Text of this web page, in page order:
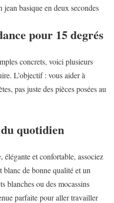
basique en deux secondes
pour 15 degrés
concrets, voici plusieurs
L’objectif : vous aider à
pas juste des pièces posées au
quotidien
et confortable, associez
de bonne qualité et un
blanches ou des mocassins
parfaite pour aller travailler